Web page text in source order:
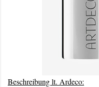
Beschreibung lt. Ardeco: